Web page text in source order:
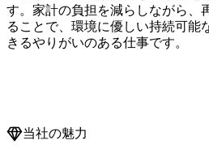
す。家計の負担を減らしながら、
ることで、環境に優しい持続可能
きるやりがいのある仕事です。
当社の魅力